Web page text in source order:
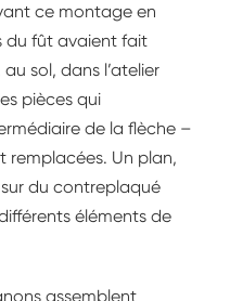
ce montage en
du fût avaient fait
sol, dans l’atelier
pièces qui
de la flèche –
remplacées. Un plan,
sur du contreplaqué
éléments de
assemblent